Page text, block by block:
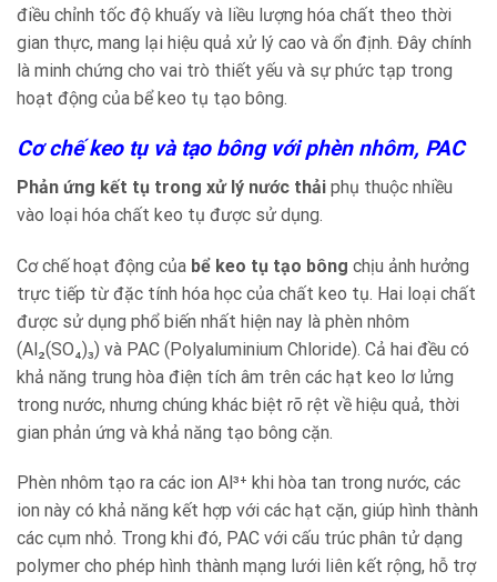
điều chỉnh tốc độ khuấy và liều lượng hóa chất theo thời
gian thực, mang lại hiệu quả xử lý cao và ổn định. Đây chính
là minh chứng cho vai trò thiết yếu và sự phức tạp trong
hoạt động của bể keo tụ tạo bông.
Cơ chế keo tụ và tạo bông với phèn nhôm, PAC
Phản ứng kết tụ trong xử lý nước thải phụ thuộc nhiều
vào loại hóa chất keo tụ được sử dụng.
Cơ chế hoạt động của bể keo tụ tạo bông chịu ảnh hưởng
trực tiếp từ đặc tính hóa học của chất keo tụ. Hai loại chất
được sử dụng phổ biến nhất hiện nay là phèn nhôm
(Al₂(SO₄)₃) và PAC (Polyaluminium Chloride). Cả hai đều có
khả năng trung hòa điện tích âm trên các hạt keo lơ lửng
trong nước, nhưng chúng khác biệt rõ rệt về hiệu quả, thời
gian phản ứng và khả năng tạo bông cặn.
Phèn nhôm tạo ra các ion Al³⁺ khi hòa tan trong nước, các
ion này có khả năng kết hợp với các hạt cặn, giúp hình thành
các cụm nhỏ. Trong khi đó, PAC với cấu trúc phân tử dạng
polymer cho phép hình thành mạng lưới liên kết rộng, hỗ trợ